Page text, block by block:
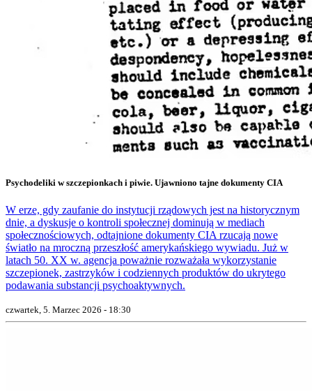
Psychodeliki w szczepionkach i piwie. Ujawniono tajne dokumenty CIA
W erze, gdy zaufanie do instytucji rządowych jest na historycznym
dnie, a dyskusje o kontroli społecznej dominują w mediach
społecznościowych, odtajnione dokumenty CIA rzucają nowe
światło na mroczną przeszłość amerykańskiego wywiadu. Już w
latach 50. XX w. agencja poważnie rozważała wykorzystanie
szczepionek, zastrzyków i codziennych produktów do ukrytego
podawania substancji psychoaktywnych.
czwartek, 5. Marzec 2026 - 18:30